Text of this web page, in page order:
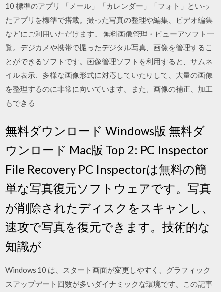
10 標準のアプリ 「メール」「カレンダー」「フォト」といっ
たアプリを標準で搭載。撮った写真の整理や編集、ビデオ編集
などにご利用いただけます。 無料画像管理・ビューアソフト一
覧。デジカメや携帯で撮ったデジタル写真、画像を管理するこ
とができるソフトです。画像管理ソフトを利用すると、サムネ
イル表示、多様な画像形式に対応していたりして、大量の画像
を整理するのに非常に向いています。また、画像の補正、加工
もできる
無料ダウンロード Windows版 無料ダ
ウンロード Mac版 Top 2: PC Inspector
File Recovery PC Inspectorは無料の簡
単な写真復元ソフトウェアです。写真
が削除されたディスクをスキャンし、
速攻で写真を復元できます。技術的な
知識が
Windows 10 は、スタート画面が変更しやすく、グラフィック
スアップデート回数が多いダイナミックな環境です。この記事